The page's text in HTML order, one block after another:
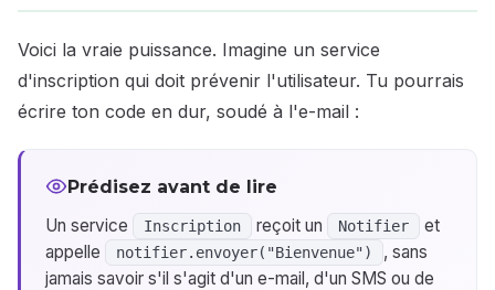
Voici la vraie puissance. Imagine un service
d'inscription qui doit prévenir l'utilisateur. Tu pourrais
écrire ton code en dur, soudé à l'e-mail :
Prédisez avant de lire
Un service
Inscription reçoit un Notifier
et
appelle
notifier.envoyer("Bienvenue")
, sans
jamais savoir s'il s'agit d'un e-mail, d'un SMS ou de